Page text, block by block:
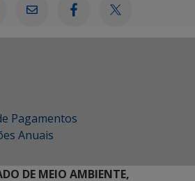
Pagamentos
Anuais
DE MEIO AMBIENTE,